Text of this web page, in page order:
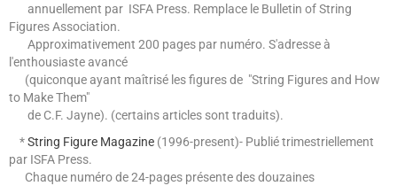
annuellement par ISFA Press. Remplace le Bulletin of String
Figures Association.
Approximativement 200 pages par numéro. S'adresse à
l'enthousiaste avancé
(quiconque ayant maîtrisé les figures de "String Figures and How
to Make Them"
de C.F. Jayne). (certains articles sont traduits).
*String Figure Magazine (1996-present)- Publié trimestriellement
par ISFA Press.
Chaque numéro de 24-pages présente des douzaines